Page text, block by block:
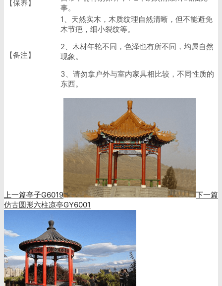
【保养】
事。
【备注】
1、天然实木，木质纹理自然清晰，但不能避免
木节疤，细小裂纹等。
2、木材年轮不同，色泽也有所不同，均属自然
现象。
3、请勿拿户外与室内家具相比较，不同性质的
东西。
上一篇亭子G6019
下一篇
仿古圆形六柱凉亭GY6001